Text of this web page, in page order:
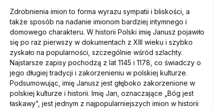
Zdrobnienia imion to forma wyrazu sympatii i bliskości, a
także sposób na nadanie imionom bardziej intymnego i
domowego charakteru. W historii Polski imię Janusz pojawiło
się po raz pierwszy w dokumentach z XIII wieku i szybko
zyskało na popularności, szczególnie wśród szlachty.
Najstarsze zapisy pochodzą z lat 1145 i 1178, co świadczy o
jego długiej tradycji i zakorzenieniu w polskiej kulturze.
Podsumowując, imię Janusz jest głęboko zakorzenione w
polskiej kulturze i historii. Imię Jan, oznaczające „Bóg jest
łaskawy”, jest jednym z najpopularniejszych imion w historii